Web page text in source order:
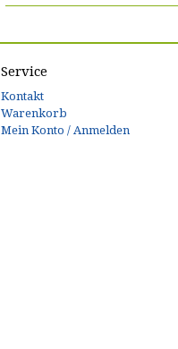
Service
Kontakt
Warenkorb
Mein Konto / Anmelden